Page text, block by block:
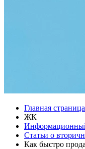
Главная страница
ЖК
Статьи о
Как быстро